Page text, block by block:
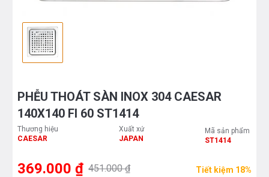
PHỄU THOÁT SÀN INOX 304 CAESAR
140X140 FI 60 ST1414
Thương hiệu
CAESAR
Xuất xứ
JAPAN
Mã sản phẩm
ST1414
369.000 ₫ 451.000 ₫ Tiết kiệm 18%